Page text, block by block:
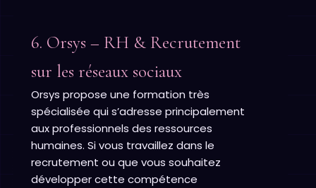
6. Orsys – RH & Recrutement
sur les réseaux sociaux
Orsys propose une formation très
spécialisée qui s’adresse principalement
aux professionnels des ressources
humaines. Si vous travaillez dans le
recrutement ou que vous souhaitez
développer cette compétence